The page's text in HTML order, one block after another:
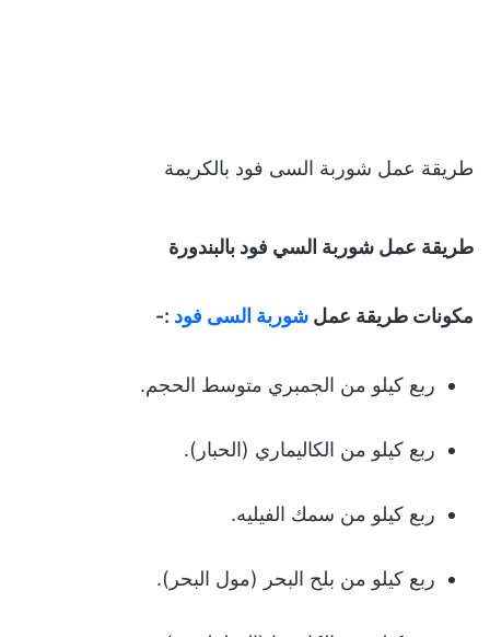
طريقة عمل شوربة السى فود بالكريمة
طريقة عمل شوربة السي فود بالبندورة
مكونات طريقة عمل شوربة السى فود :-
ربع كيلو من الجمبري متوسط الحجم.
ربع كيلو من الكاليماري (الحبار).
ربع كيلو من سمك الفيليه.
ربع كيلو من بلح البحر (مول البحر).